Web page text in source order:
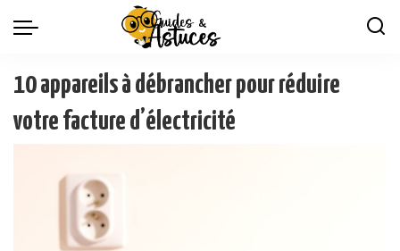
10 appareils à débrancher pour réduire
votre facture d’électricité